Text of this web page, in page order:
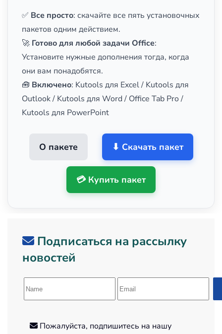
✅ Все просто: скачайте все пять установочных
пакетов одним действием.
🚀 Готово для любой задачи Office:
Установите нужные дополнения тогда, когда
они вам понадобятся.
🧰 Включено: Kutools для Excel / Kutools для
Outlook / Kutools для Word / Office Tab Pro /
Kutools для PowerPoint
О пакете ⬇ Скачать пакет
💳 Купить пакет
Подписаться на рассылку
новостей
Пожалуйста, подпишитесь на нашу